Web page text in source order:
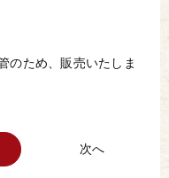
のため、販売いたしま